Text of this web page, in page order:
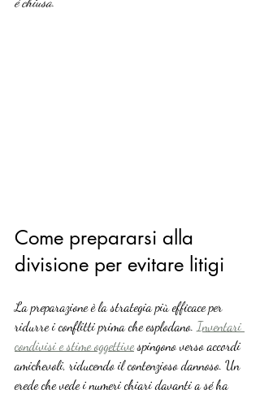
Come prepararsi alla
divisione per evitare litigi
La preparazione è la strategia più efficace per
ridurre i conflitti prima che esplodano. Inventari
condivisi e stime oggettive spingono verso accordi
amichevoli, riducendo il contenzioso dannoso. Un
erede che vede i numeri chiari davanti a sé ha